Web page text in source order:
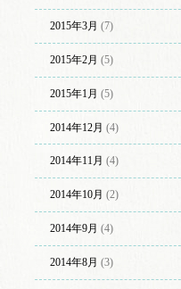
2015年3月 (7)
2015年2月 (5)
2015年1月 (5)
2014年12月 (4)
2014年11月 (4)
2014年10月 (2)
2014年9月 (4)
2014年8月 (3)